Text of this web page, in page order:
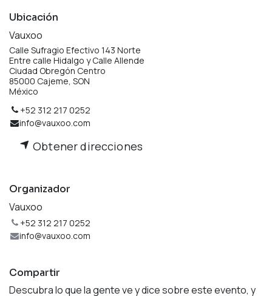
Ubicación
Vauxoo
Calle Sufragio Efectivo 143 Norte
Entre calle Hidalgo y Calle Allende
Ciudad Obregón Centro
85000 Cajeme, SON
México
+52 312 217 0252
info@vauxoo.com
Obtener direcciones
Organizador
Vauxoo
+52 312 217 0252
info@vauxoo.com
Compartir
Descubra lo que la gente ve y dice sobre este evento, y